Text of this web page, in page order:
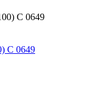
С 0649